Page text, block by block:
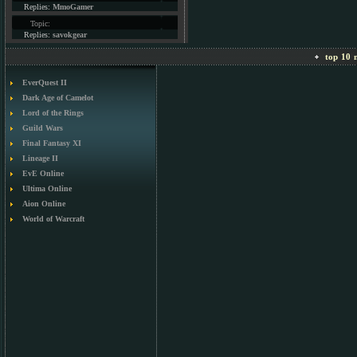
Replies: MmoGamer
Topic:
Replies: savokgear
top 10
EverQuest II
Dark Age of Camelot
Lord of the Rings
Guild Wars
Final Fantasy XI
Lineage II
EvE Online
Ultima Online
Aion Online
World of Warcraft